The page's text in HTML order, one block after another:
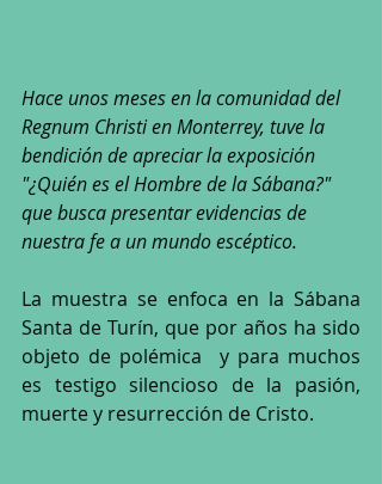
Hace unos meses en la comunidad del
Regnum Christi en Monterrey, tuve la
bendición de apreciar la exposición
"¿Quién es el Hombre de la Sábana?"
que busca presentar evidencias de
nuestra fe a un mundo escéptico.
La muestra se enfoca en la Sábana
Santa de Turín, que por años ha sido
objeto de polémica  y para muchos
es testigo silencioso de la pasión,
muerte y resurrección de Cristo.